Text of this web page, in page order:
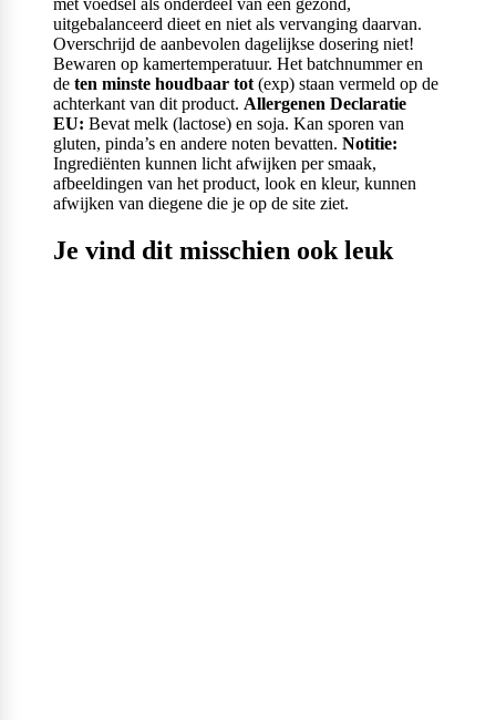
uitgebalanceerd dieet en niet als vervanging daarvan.
Overschrijd de aanbevolen dagelijkse dosering niet!
Bewaren op kamertemperatuur. Het batchnummer en
de ten minste houdbaar tot (exp) staan vermeld op de
achterkant van dit product. Allergenen Declaratie
EU: Bevat melk (lactose) en soja. Kan sporen van
gluten, pinda’s en andere noten bevatten. Notitie:
Ingrediënten kunnen licht afwijken per smaak,
afbeeldingen van het product, look en kleur, kunnen
afwijken van diegene die je op de site ziet.
Je vind dit misschien ook leuk